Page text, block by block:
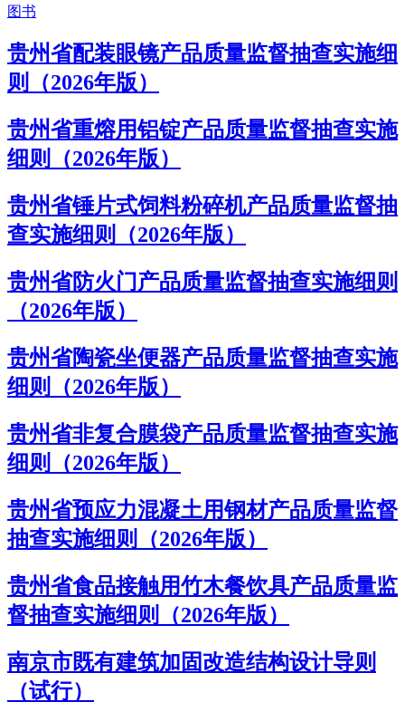
图书
贵州省配装眼镜产品质量监督抽查实施细
则（2026年版）
贵州省重熔用铝锭产品质量监督抽查实施
细则（2026年版）
贵州省锤片式饲料粉碎机产品质量监督抽
查实施细则（2026年版）
贵州省防火门产品质量监督抽查实施细则
（2026年版）
贵州省陶瓷坐便器产品质量监督抽查实施
细则（2026年版）
贵州省非复合膜袋产品质量监督抽查实施
细则（2026年版）
贵州省预应力混凝土用钢材产品质量监督
抽查实施细则（2026年版）
贵州省食品接触用竹木餐饮具产品质量监
督抽查实施细则（2026年版）
南京市既有建筑加固改造结构设计导则
（试行）